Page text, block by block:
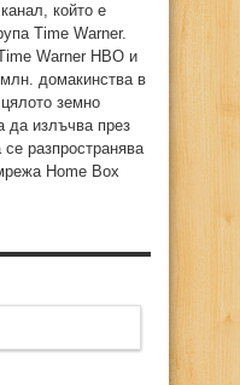
който е
Time Warner.
Warner HBO и
домакинства в
земно
да излъчва през
разпространява
Home Box